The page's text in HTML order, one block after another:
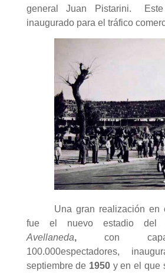
general Juan Pistarini.
inaugurado para el tráfico
Una gran realización en
fue el nuevo estadio
Avellaneda, con
100.000espectadores,
septiembre de 1950 y en el que